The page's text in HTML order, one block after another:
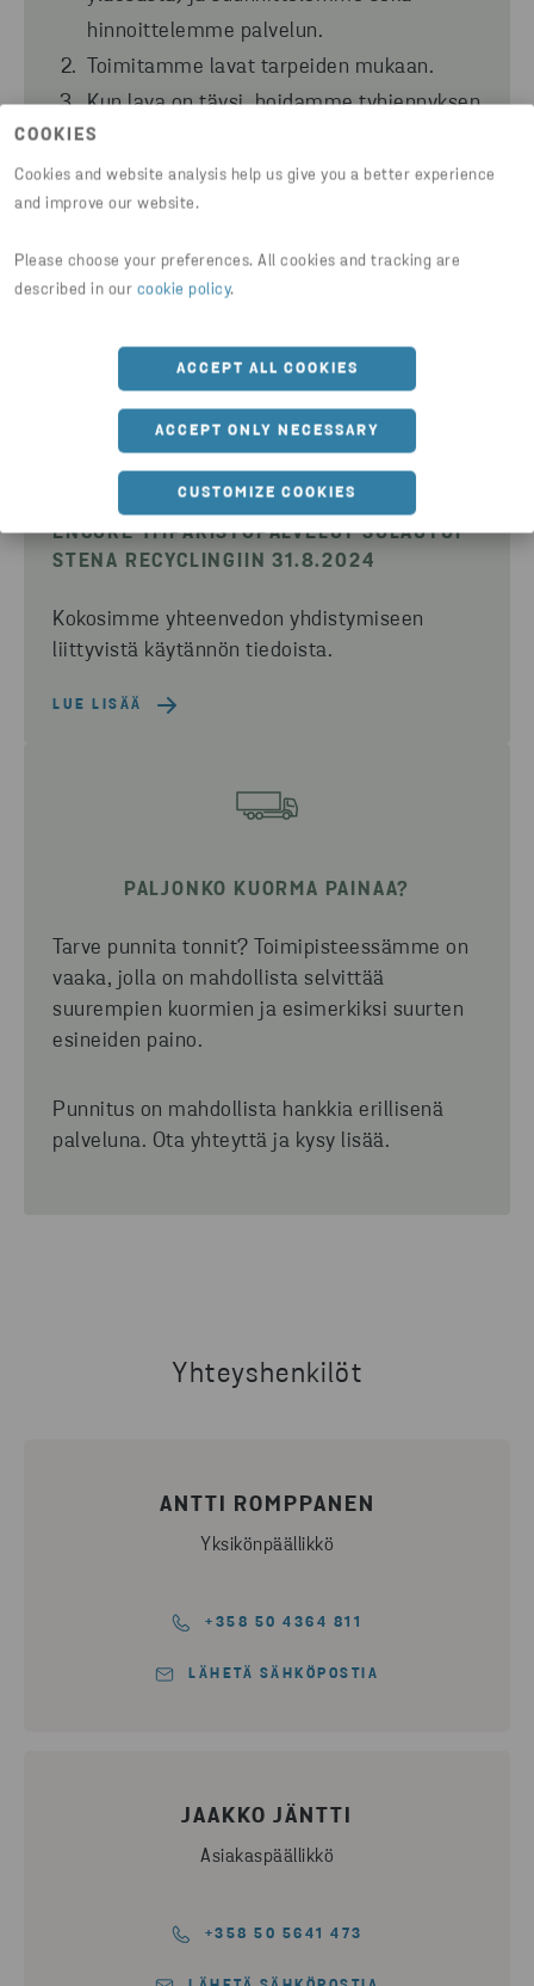
COOKIES
Cookies and website analysis help us give you a better experience
and improve our website.
Please choose your preferences. All cookies and tracking are
described in our cookie policy.
ACCEPT ALL COOKIES
ACCEPT ONLY NECESSARY
CUSTOMIZE COOKIES
hinnoittelemme palvelun.
Toimitamme lavat tarpeiden mukaan.
Kun lava on täysi, hoidamme tyhjennyksen
ja toimitamme
myös tarvittaessa jäteraportin.
La skutamme kaikki palvelut yhdellä
jätteiden käsittelyn.
ENCORE YMPÄRISTÖPALVELUT SULAUTUI
STENA RECYCLINGIIN 31.8.2024
Kokosimme yhteenvedon yhdistymiseen
liittyvistä käytännön tiedoista.
LUE LISÄÄ
PALJONKO KUORMA PAINAA?
Tarve punnita tonnit? Toimipisteessämme on
vaaka, jolla on mahdollista selvittää
suurempien kuormien ja esimerkiksi suurten
esineiden paino.
Punnitus on mahdollista hankkia erillisenä
palveluna. Ota yhteyttä ja kysy lisää.
Yhteyshenkilöt
ANTTI ROMPPANEN
Yksikönpäällikkö
+358 50 4364 811
LÄHETÄ SÄHKÖPOSTIA
JAAKKO JÄNTTI
Asiakaspäällikkö
+358 50 5641 473